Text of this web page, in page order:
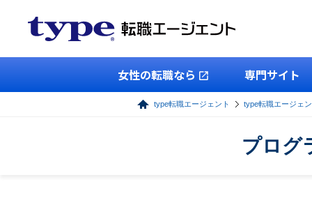
女性の転職なら 専門サイト
type転職エージェント type転職エージェ
プログ